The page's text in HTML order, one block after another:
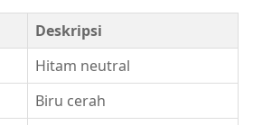
Deskripsi
Hitam neutral
Biru cerah